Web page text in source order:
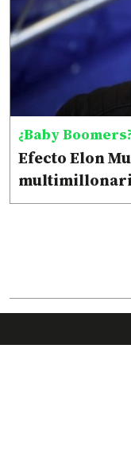
¿Baby
Efecto Elon